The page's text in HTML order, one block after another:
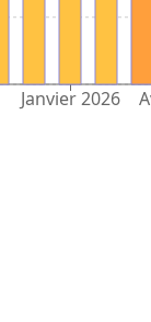
Janvier 2026